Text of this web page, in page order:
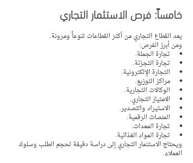
خامساً: فرص الاستثمار التجاري
يعد القطاع التجاري من أكثر القطاعات تنوعاً ومرونة.
ومن أبرز الفرص:
تجارة الجملة.
تجارة التجزئة.
التجارة الإلكترونية.
مراكز التوزيع.
الوكالات التجارية.
الامتياز التجاري.
الاستيراد والتصدير.
المنصات الرقمية.
تجارة المعدات.
تجارة المواد الغذائية.
ويحتاج الاستثمار التجاري إلى دراسة دقيقة لحجم الطلب وسلوك
العملاء.